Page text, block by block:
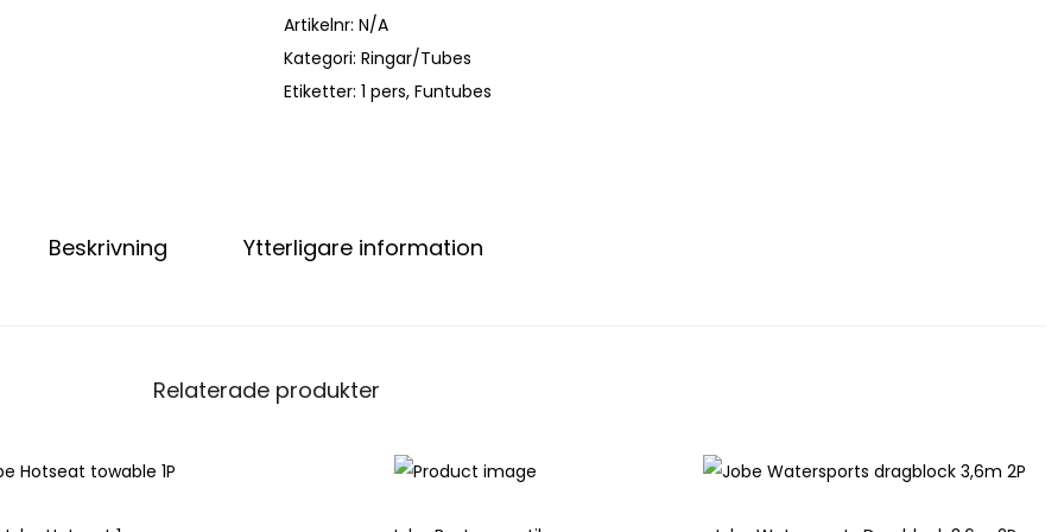
Artikelnr: N/A
Kategori: Ringar/Tubes
Etiketter: 1 pers, Funtubes
Beskrivning Ytterligare information
Relaterade produkter